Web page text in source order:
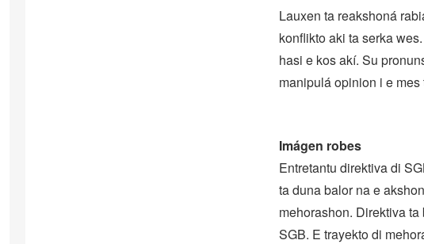
Lauxen ta reakshoná
konflikto aki ta serka
hasi e kos akí. Su
manipulá opinion i e mes
Imágen robes
Entretantu direktiva di
ta duna balor na e
mehorashon. Direktiva
SGB. E trayekto di